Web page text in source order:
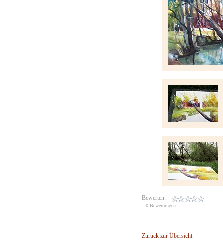
Bewerten:
0 Bewertungen
Zurück zur Übersicht